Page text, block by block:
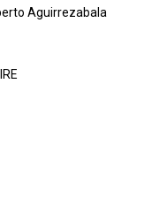
Aguirrezabala